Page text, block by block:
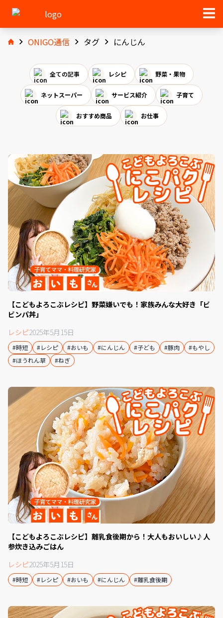
ONIGO通信 タグ にんじん
全ての記事 レシピ 野菜・果物
ネットスーパー サービス紹介 子育て
おすすめ商品 お仕事
【こどもよろこぶレシピ】野菜嫌いでも！家族みんな大好き「ビ
ビンパ丼」
レシピ2025年5月15日
#時短 #レシピ #おいも #にんじん #子ども #豚肉
#もやし
#ほうれん草
#ねぎ
【こどもよろこぶレシピ】離乳食後期から！大人もおいしい♪人
参炊き込みごはん
レシピ2025年5月15日
#時短 #レシピ #おいも #にんじん #離乳食後期